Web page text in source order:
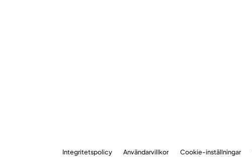
Integritetspolicy Användarvillkor Cookie-inställningar